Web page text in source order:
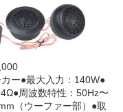
ー●最大入力：140W●
周波数特性：50Hz〜
（ウーファー部）●取